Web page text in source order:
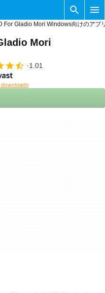
For Gladio Mori Windows向けのアプ
Mori
1.01